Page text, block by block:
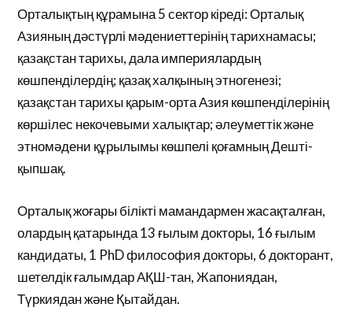
Орталықтың құрамына 5 сектор кіреді: Орталық
Азияның дәстүрлі мәдениеттерінің тарихнамасы;
қазақстан тарихы, дала империялардың
көшпенділердің; қазақ халқының этногенезі;
қазақстан тарихы қарым-орта Азия көшпенділерінің
көршілес некочевыми халықтар; әлеуметтік және
этномәдени құрылымы көшпелі қоғамның Дешті-
қыпшақ.
Орталық жоғары білікті мамандармен жасақталған,
олардың қатарында 13 ғылым докторы, 16 ғылым
кандидаты, 1 PhD философия докторы, 6 докторант,
шетелдік ғалымдар АҚШ-тан, Жапониядан,
Түркиядан және Қытайдан.